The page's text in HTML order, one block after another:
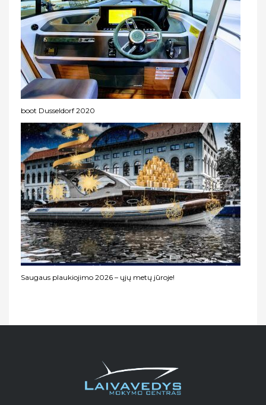
boot Dusseldorf 2020
Saugaus plaukiojimo 2026 – ųjų metų jūroje!